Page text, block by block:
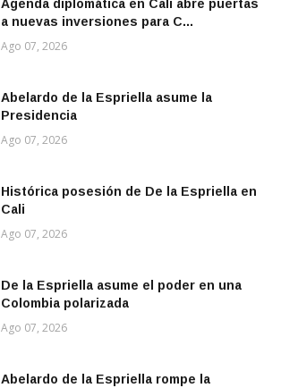
Agenda diplomática en Cali abre puertas
a nuevas inversiones para C...
Ago 07, 2026
Abelardo de la Espriella asume la
Presidencia
Ago 07, 2026
Histórica posesión de De la Espriella en
Cali
Ago 07, 2026
De la Espriella asume el poder en una
Colombia polarizada
Ago 07, 2026
Abelardo de la Espriella rompe la